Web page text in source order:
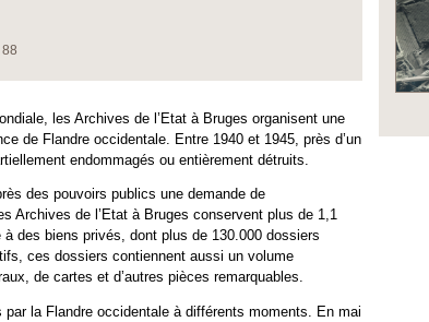
les Archives de l’Etat à Bruges organisent une
de Flandre occidentale. Entre 1940 et 1945, près d’un
endommagés ou entièrement détruits.
des pouvoirs publics une demande de
Archives de l’Etat à Bruges conservent plus de 1,1
des biens privés, dont plus de 130.000 dossiers
ces dossiers contiennent aussi un volume
de cartes et d’autres pièces remarquables.
par la Flandre occidentale à différents moments. En mai